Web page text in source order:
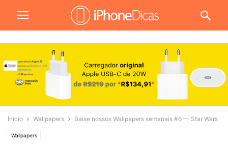
Início Wallpapers Baixe nossos Wallpapers semanais #6 — Star Wars
Wallpapers